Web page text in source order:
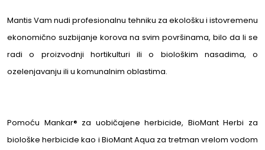
Mantis Vam nudi profesionalnu tehniku za ekološku i istovremenu
ekonomično suzbijanje korova na svim površinama, bilo da li se
radi o proizvodnji hortikulturi ili o biološkim nasadima, o
ozelenjavanju ili u komunalnim oblastima.
Pomoću Mankar® za uobičajene herbicide, BioMant Herbi za
biološke herbicide kao i BioMant Aqua za tretman vrelom vodom